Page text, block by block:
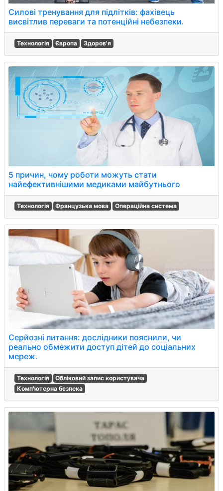
Силові тренування для підлітків: фахівець
висвітлив переваги та потенційні небезпеки.
Технологія Європа Здоров'я
5 причин, чому роботи можуть стати
найефективнішими медиками майбутнього
Технологія Французька мова Операційна система
Серйозні питання: дослідники пояснили, чи
реально обмежити доступ дітей до соціальних
мереж.
Технологія
Обліковий запис користувача
Комп'ютерна безпека